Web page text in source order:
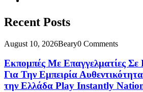
Recent Posts
August 10, 2026Beary0 Comments
Εκπομπές Με Επαγγελματίες
Για Την Εμπειρία
την Ελλάδα Play Instantly